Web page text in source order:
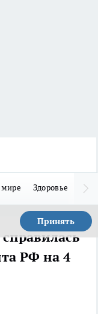
Здоровье
Принять
РФ на 4